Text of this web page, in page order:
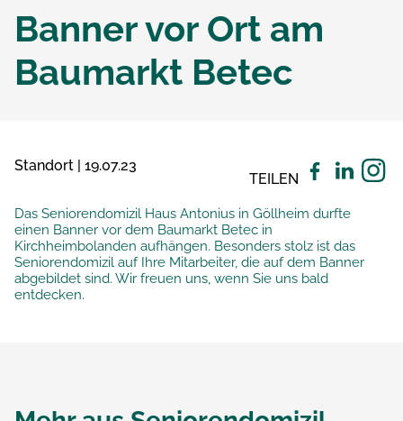
Banner vor Ort am
Baumarkt Betec
Standort | 19.07.23
TEILEN
Das Seniorendomizil Haus Antonius in Göllheim durfte
einen Banner vor dem Baumarkt Betec in
Kirchheimbolanden aufhängen. Besonders stolz ist das
Seniorendomizil auf Ihre Mitarbeiter, die auf dem Banner
abgebildet sind. Wir freuen uns, wenn Sie uns bald
entdecken.